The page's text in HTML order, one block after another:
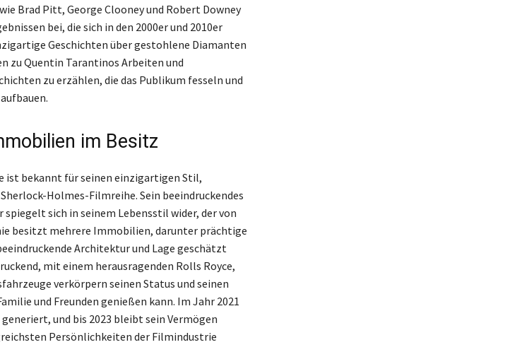
Brad Pitt, George Clooney und Robert Downey
bei, die sich in den 2000er und 2010er
Geschichten über gestohlene Diamanten
zu Quentin Tarantinos Arbeiten und
zu erzählen, die das Publikum fesseln und
im Besitz
ist bekannt für seinen einzigartigen Stil,
Holmes-Filmreihe. Sein beeindruckendes
sich in seinem Lebensstil wider, der von
besitzt mehrere Immobilien, darunter prächtige
Architektur und Lage geschätzt
mit einem herausragenden Rolls Royce,
verkörpern seinen Status und seinen
und Freunden genießen kann. Im Jahr 2021
und bis 2023 bleibt sein Vermögen
Persönlichkeiten der Filmindustrie